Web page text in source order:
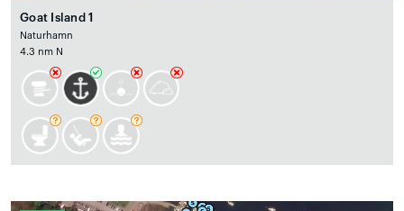
Goat Island 1
Naturhamn
4.3 nm N